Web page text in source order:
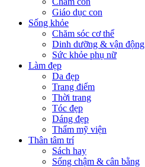
Giáo dục con
Sống khỏe
Chăm sóc cơ thể
Dinh dưỡng & vận động
Sức khỏe phụ nữ
Làm đẹp
Da đẹp
Trang điểm
Thời trang
Tóc đẹp
Dáng đẹp
Thẩm mỹ viện
Thân tâm trí
Sách hay
Sống chậm & cân bằng